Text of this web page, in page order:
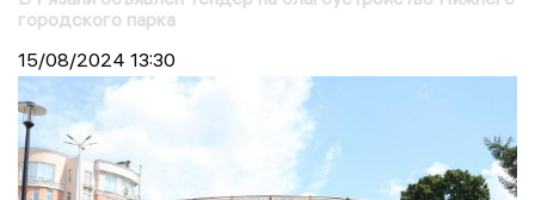
городского парка
15/08/2024 13:30